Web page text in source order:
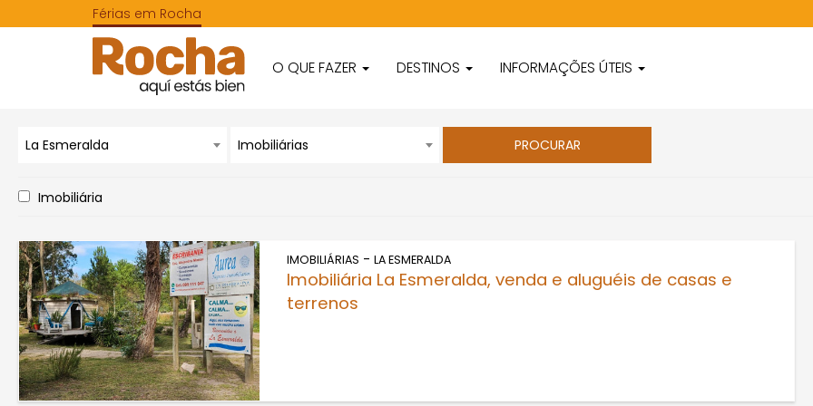
Férias em Rocha
O QUE FAZER DESTINOS INFORMAÇÕES ÚTEIS
La Esmeralda Imobiliárias
Imobiliária
IMOBILIÁRIAS - LA ESMERALDA
Imobiliária La Esmeralda, venda e aluguéis de casas e
terrenos